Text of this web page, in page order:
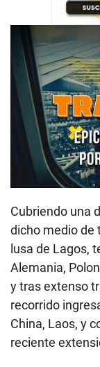
Cubriendo una
dicho medio de
lusa de Lagos,
Alemania,
y tras extenso
recorrido
China, Laos, y
reciente